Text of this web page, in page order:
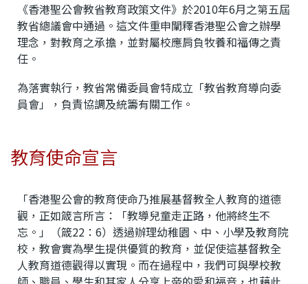
《香港聖公會教省教育政策文件》於2010年6月之第五屆
教省總議會中通過。這文件重申闡釋香港聖公會之辦學
理念，對教育之承擔，並對屬校應肩負牧養和福傳之責
任。
為落實執行，教省常備委員會特成立「教省教育導向委
員會」，負責協調及統籌有關工作。
教育使命宣言
「香港聖公會的教育使命乃推展基督教全人教育的道德
觀，正如箴言所言：「教導兒童走正路，他將終生不
忘。」（箴22：6）透過辦理幼稚園、中、小學及教育院
校，教會實為學生提供優質的教育，並促使這基督教全
人教育道德觀得以實現。而在過程中，我們可與學校教